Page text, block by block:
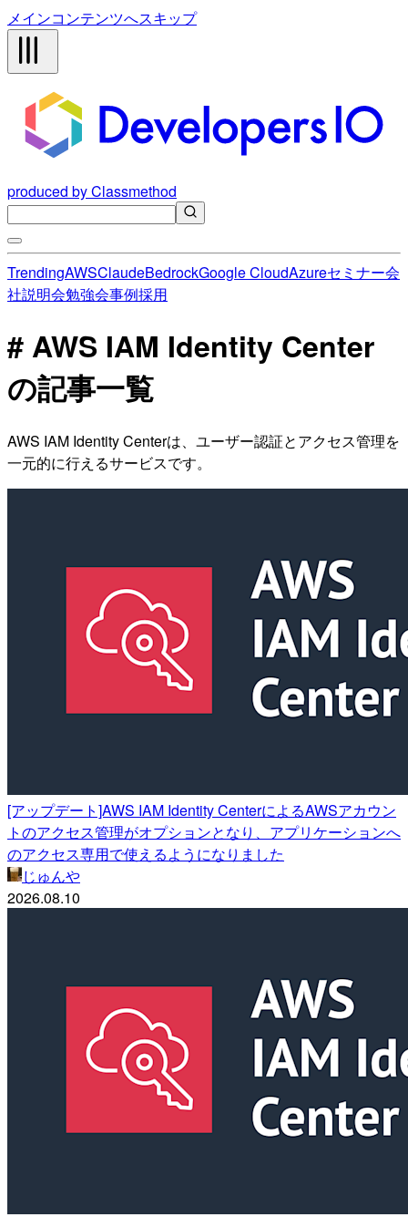
メインコンテンツへスキップ
produced by Classmethod
TrendingAWSClaudeBedrockGoogle CloudAzureセミナー会
社説明会勉強会事例採用
# AWS IAM Identity Center
の記事一覧
AWS IAM Identity Centerは、ユーザー認証とアクセス管理を
一元的に行えるサービスです。
[アップデート]AWS IAM Identity CenterによるAWSアカウン
トのアクセス管理がオプションとなり、アプリケーションへ
のアクセス専用で使えるようになりました
じゅんや
2026.08.10